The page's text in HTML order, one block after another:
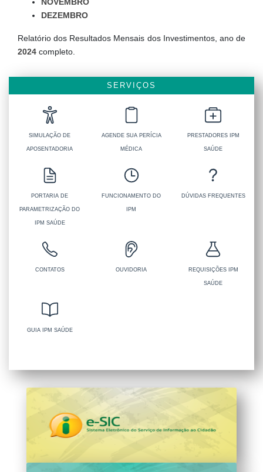
DEZEMBRO
Relatório dos Resultados Mensais dos Investimentos, ano de
2024 completo.
SERVIÇOS
SIMULAÇÃO DE
APOSENTADORIA
AGENDE SUA PERÍCIA
MÉDICA
PRESTADORES IPM
SAÚDE
PORTARIA DE
PARAMETRIZAÇÃO DO
IPM SAÚDE
FUNCIONAMENTO DO
IPM
DÚVIDAS FREQUENTES
CONTATOS OUVIDORIA REQUISIÇÕES IPM
SAÚDE
GUIA IPM SAÚDE